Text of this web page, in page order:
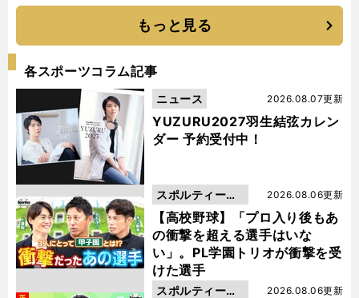
もっと見る
各スポーツコラム記事
YUZURU2027羽生結弦カレン
ダー 予約受付中！
2026.08.07更新
ニュース
【高校野球】「プロ入り後もあ
の衝撃を超える選手はいな
い」。PL学園トリオが衝撃を受
けた選手
2026.08.06更新
スポルティーバ
動画
2026.08.06更新
スポルティーバ